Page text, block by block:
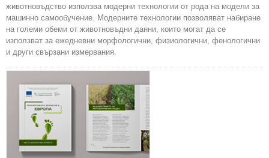
животновъдство използва модерни технологии от рода на модели за
машинно самообучение. Модерните технологии позволяват набиране
на големи обеми от животновъдни данни, които могат да се
използват за ежедневни морфологични, физиологични, фенологични
и други свързани измервания.